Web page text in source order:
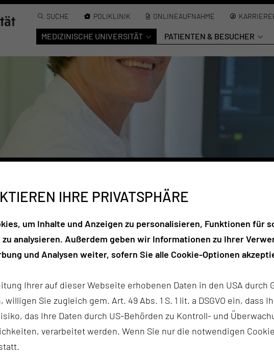
SUCHE POLIKLINIK ONLINEAUFNAHME
MEDIZINISCHE UNIVERSITÄT PATIENTEN & BESUCHER
von A-Z Kliniken, Departments & Sektionen Brustzentrum Zytologie
ARTEN
IHRE PRIVATSPHÄRE
um Inhalte und Anzeigen zu personalisieren, Funktionen für
analysieren. Außerdem geben wir Informationen zu Ihrer
und Analysen weiter, sofern Sie alle Cookie-Optionen
Ihrer auf dieser Webseite erhobenen Daten in den USA durch
willigen Sie zugleich gem. Art. 49 Abs. 1 S. 1 lit. a DSGVO ein,
das Ihre Daten durch US-Behörden zu Kontroll- und
verarbeitet werden. Wenn Sie nur die notwendigen